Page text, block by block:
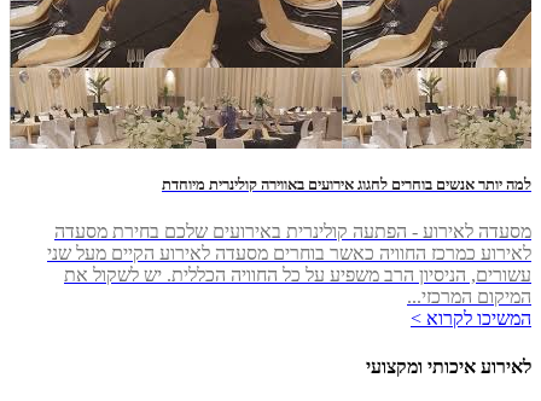
למה יותר אנשים בוחרים לחגוג אירועים באווירה קולינרית מיוחדת
מסעדה לאירוע - הפתעה קולינרית באירועים שלכם בחירת מסעדה
לאירוע כמרכז החוויה כאשר בוחרים מסעדה לאירוע הקיים מעל שני
עשורים, הניסיון הרב משפיע על כל החוויה הכללית. יש לשקול את
המיקום המרכזי...
המשיכו לקרוא >
לאירוע איכותי ומקצועי